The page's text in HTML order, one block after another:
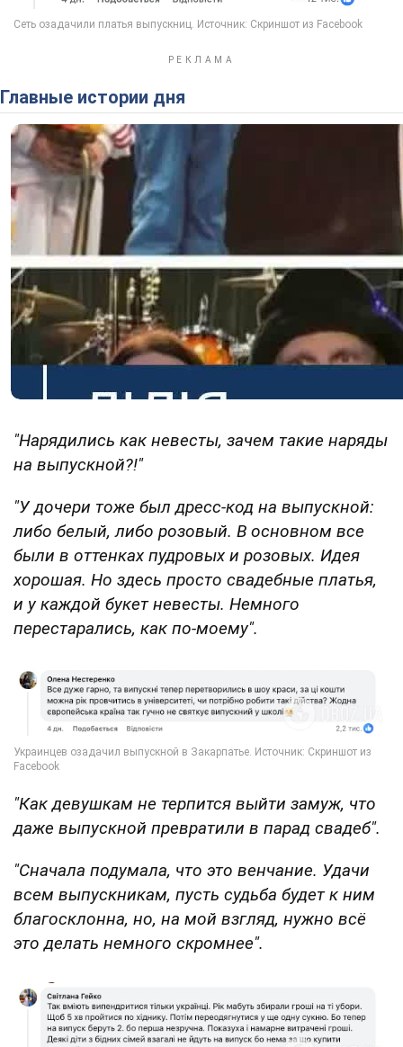
Главные истории дня
"Нарядились как невесты, зачем такие наряды
на выпускной?!"
"У дочери тоже был дресс-код на выпускной:
либо белый, либо розовый. В основном все
были в оттенках пудровых и розовых. Идея
хорошая. Но здесь просто свадебные платья,
и у каждой букет невесты. Немного
перестарались, как по-моему".
"Как девушкам не терпится выйти замуж, что
даже выпускной превратили в парад свадеб".
"Сначала подумала, что это венчание. Удачи
всем выпускникам, пусть судьба будет к ним
благосклонна, но, на мой взгляд, нужно всё
это делать немного скромнее".